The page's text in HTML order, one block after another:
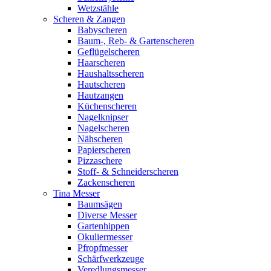
Wetzstähle
Scheren & Zangen
Babyscheren
Baum-, Reb- & Gartenscheren
Geflügelscheren
Haarscheren
Haushaltsscheren
Hautscheren
Hautzangen
Küchenscheren
Nagelknipser
Nagelscheren
Nähscheren
Papierscheren
Pizzaschere
Stoff- & Schneiderscheren
Zackenscheren
Tina Messer
Baumsägen
Diverse Messer
Gartenhippen
Okuliermesser
Pfropfmesser
Schärfwerkzeuge